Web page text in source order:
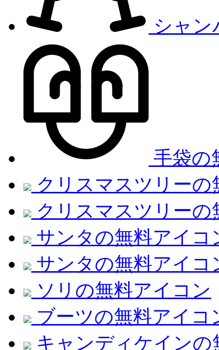
シャン
手袋の
クリスマスツリーの
クリスマスツリーの
サンタの無料アイコ
サンタの無料アイコ
ソリの無料アイコン
ブーツの無料アイコ
キャンディケインの